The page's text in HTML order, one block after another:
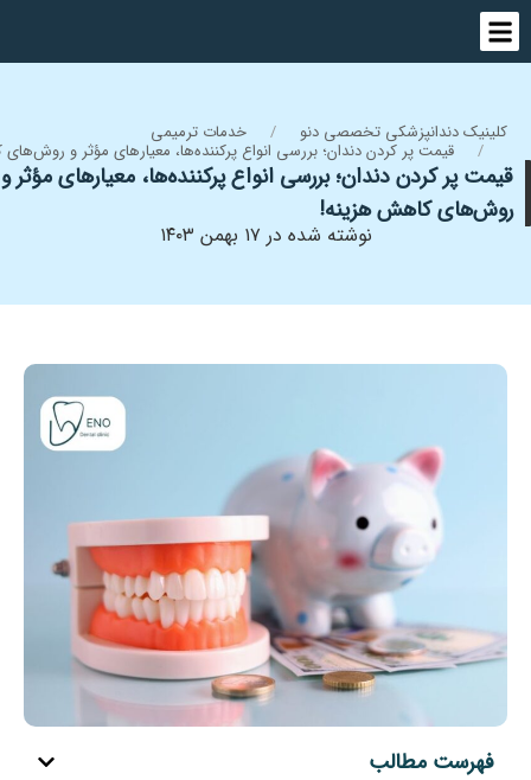
کلینیک دندانپزشکی تخصصی دنو خدمات ترمیمی
قیمت پر کردن دندان؛ بررسی انواع پرکننده‌ها، معیارهای مؤثر و
قیمت پر کردن دندان؛ بررسی انواع پرکننده‌ها، معیارهای مؤثر و
روش‌های کاهش هزینه!
نوشته شده در ۱۷ بهمن ۱۴۰۳
فهرست مطالب